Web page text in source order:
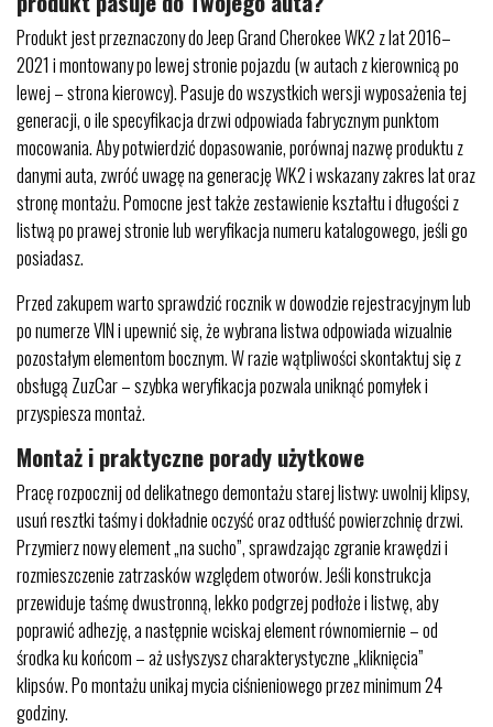
Produkt jest przeznaczony do Jeep Grand Cherokee WK2 z lat 2016–
2021 i montowany po lewej stronie pojazdu (w autach z kierownicą po
lewej – strona kierowcy). Pasuje do wszystkich wersji wyposażenia tej
generacji, o ile specyfikacja drzwi odpowiada fabrycznym punktom
mocowania. Aby potwierdzić dopasowanie, porównaj nazwę produktu z
danymi auta, zwróć uwagę na generację WK2 i wskazany zakres lat oraz
stronę montażu. Pomocne jest także zestawienie kształtu i długości z
listwą po prawej stronie lub weryfikacja numeru katalogowego, jeśli go
posiadasz.
Przed zakupem warto sprawdzić rocznik w dowodzie rejestracyjnym lub
po numerze VIN i upewnić się, że wybrana listwa odpowiada wizualnie
pozostałym elementom bocznym. W razie wątpliwości skontaktuj się z
obsługą ZuzCar – szybka weryfikacja pozwala uniknąć pomyłek i
przyspiesza montaż.
Montaż i praktyczne porady użytkowe
Pracę rozpocznij od delikatnego demontażu starej listwy: uwolnij klipsy,
usuń resztki taśmy i dokładnie oczyść oraz odtłuść powierzchnię drzwi.
Przymierz nowy element „na sucho”, sprawdzając zgranie krawędzi i
rozmieszczenie zatrzasków względem otworów. Jeśli konstrukcja
przewiduje taśmę dwustronną, lekko podgrzej podłoże i listwę, aby
poprawić adhezję, a następnie wciskaj element równomiernie – od
środka ku końcom – aż usłyszysz charakterystyczne „kliknięcia”
klipsów. Po montażu unikaj mycia ciśnieniowego przez minimum 24
godziny.